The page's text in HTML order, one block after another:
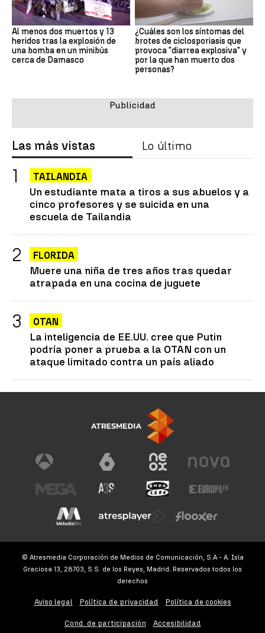
Al menos dos muertos y 13
heridos tras la explosión de
una bomba en un minibús
cerca de Damasco
¿Cuáles son los síntomas del
brotes de ciclosporiasis que
provoca "diarrea explosiva" y
por la que han muerto dos
personas?
Las más vistas Lo último
TAILANDIA
Un estudiante mata a tiros a sus abuelos y a
cinco profesores y se suicida en una
escuela de Tailandia
FLORIDA
Muere una niña de tres años tras quedar
atrapada en una cocina de juguete
OTAN
La inteligencia de EE.UU. cree que Putin
podría poner a prueba a la OTAN con un
ataque limitado contra un país aliado
© Atresmedia Corporación de Medios de Comunicación, S.A - A. Isla
Graciosa 13, 28703, S.S. de los Reyes, Madrid. Reservados todos los
derechos
Aviso legal Política de privacidad Política de cookies
Cond. de participación Accesibilidad